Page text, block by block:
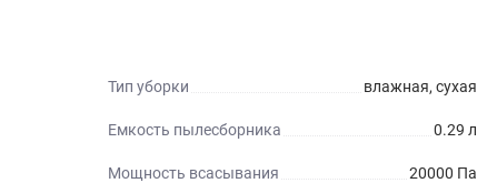
Тип уборки влажная, сухая
Емкость пылесборника 0.29 л
Мощность всасывания 20000 Па